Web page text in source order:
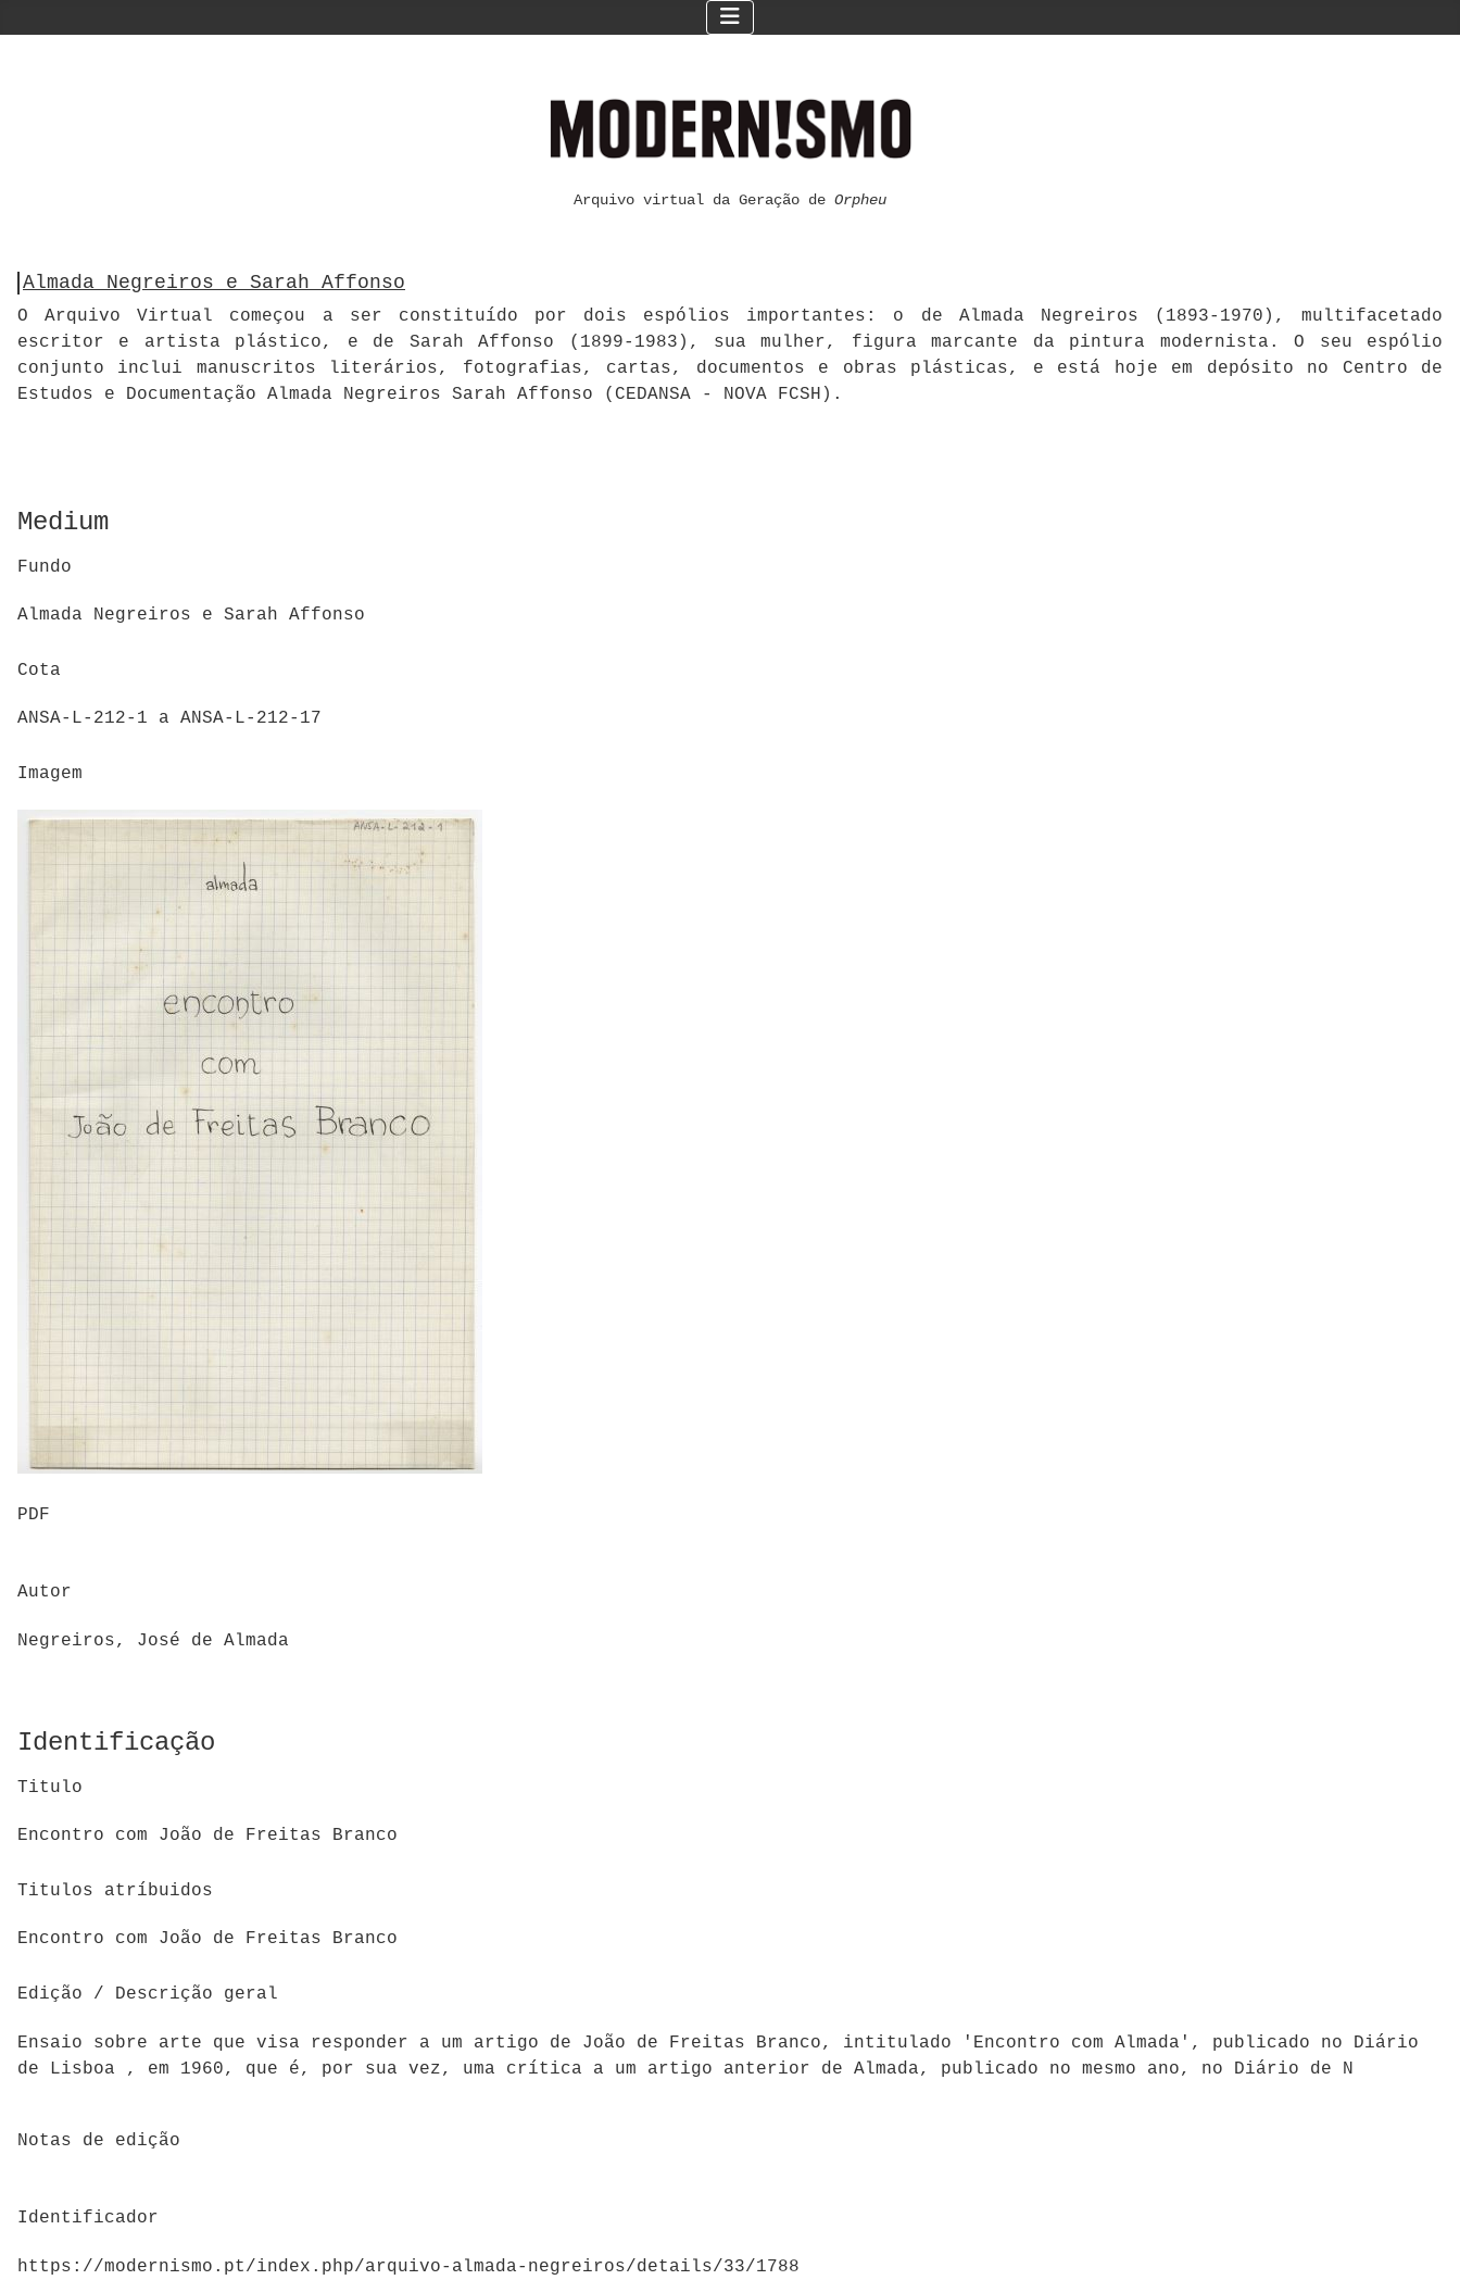
Arquivo virtual da Geração de Orpheu
Almada Negreiros e Sarah Affonso
O Arquivo Virtual começou a ser constituído por dois espólios importantes: o de Almada Negreiros (1893-1970), multifacetado
escritor e artista plástico, e de Sarah Affonso (1899-1983), sua mulher, figura marcante da pintura modernista. O seu espólio
conjunto inclui manuscritos literários, fotografias, cartas, documentos e obras plásticas, e está hoje em depósito no Centro de
Estudos e Documentação Almada Negreiros Sarah Affonso (CEDANSA - NOVA FCSH).
Medium
Fundo
Almada Negreiros e Sarah Affonso
Cota
ANSA-L-212-1 a ANSA-L-212-17
Imagem
PDF
Autor
Negreiros, José de Almada
Identificação
Titulo
Encontro com João de Freitas Branco
Titulos atríbuidos
Encontro com João de Freitas Branco
Edição / Descrição geral
Ensaio sobre arte que visa responder a um artigo de João de Freitas Branco, intitulado 'Encontro com Almada', publicado no Diário
de Lisboa , em 1960, que é, por sua vez, uma crítica a um artigo anterior de Almada, publicado no mesmo ano, no Diário de N
Notas de edição
Identificador
https://modernismo.pt/index.php/arquivo-almada-negreiros/details/33/1788